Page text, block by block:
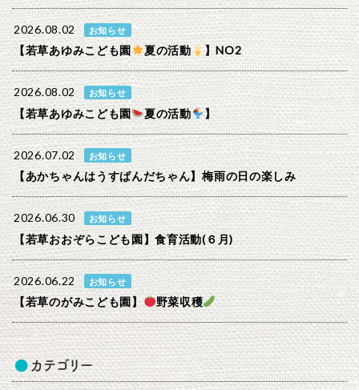
2026.08.02 お知らせ
【若草あゆみこども園 夏の活動 】NO2
2026.08.02 お知らせ
【若草あゆみこども園 夏の活動 】
2026.07.02 お知らせ
【あかちゃんはうすぱんだちゃん】梅雨の日の楽しみ
2026.06.30 お知らせ
【若草おおぞらこども園】食育活動(６月)
2026.06.22 お知らせ
【若草のがみこども園】 野菜収穫
カテゴリー